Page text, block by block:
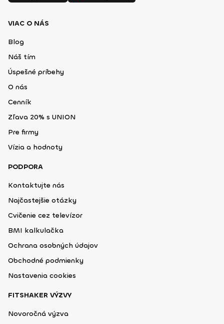
VIAC O NÁS
Blog
Náš tím
Úspešné príbehy
O nás
Cenník
Zľava 20% s UNION
Pre firmy
Vízia a hodnoty
PODPORA
Kontaktujte nás
Najčastejšie otázky
Cvičenie cez televízor
BMI kalkulačka
Ochrana osobných údajov
Obchodné podmienky
Nastavenia cookies
FITSHAKER VÝZVY
Novoročná výzva